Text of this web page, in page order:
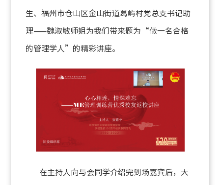
生、福州市仓山区金山街道葛屿村党总支书记助
理——魏淑敏师姐为我们带来题为 “做一名合格
的管理学人 ” 的精彩讲座。
在主持人向与会同学介绍完到场嘉宾后，大